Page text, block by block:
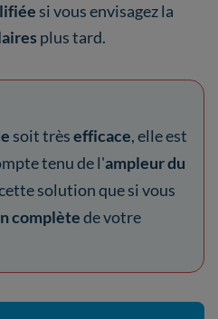
si vous envisagez la
plus tard.
soit trèsefficace, elle est
tenu de l'ampleur du
solution que si vous
complètede votre